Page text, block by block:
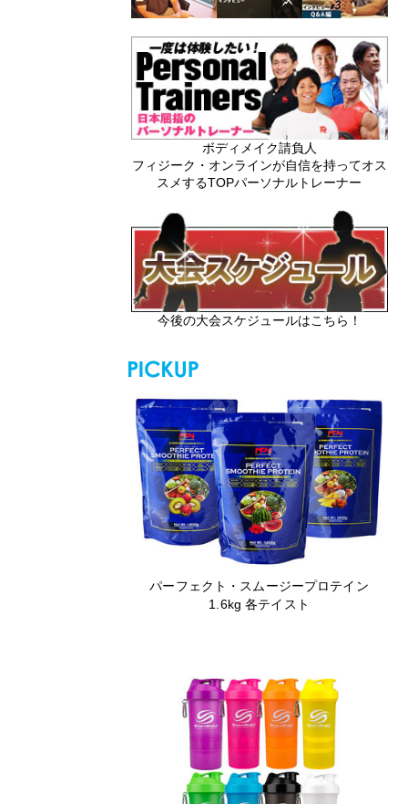
ボディメイク請負人
フィジーク・オンラインが自信を持ってオス
スメするTOPパーソナルトレーナー
今後の大会スケジュールはこちら！
パーフェクト・スムージープロテイン
1.6kg 各テイスト